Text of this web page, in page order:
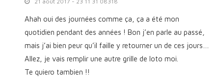
Ahah oui des journées comme ça, ça a été mon
quotidien pendant des années ! Bon j’en parle au passé,
mais j’ai bien peur qu’il faille y retourner un de ces jours…
Allez, je vais remplir une autre grille de loto moi.
Te quiero tambien !!